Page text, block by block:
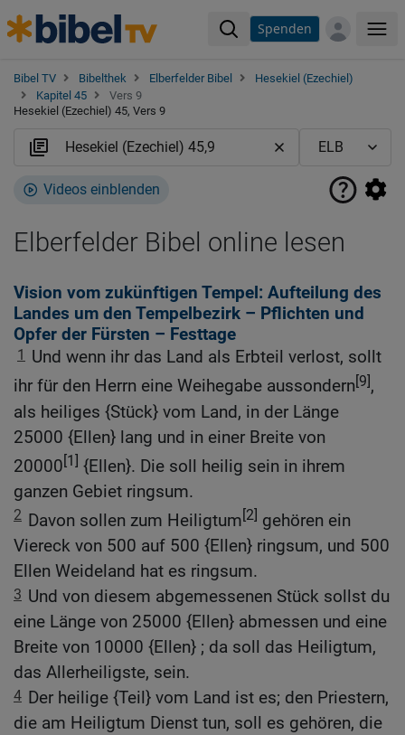
Spenden
Bibel TV Bibelthek Elberfelder Bibel
Hesekiel (Ezechiel)
Kapitel 45
Vers 9
Hesekiel (Ezechiel) 45, Vers 9
Videos einblenden
Elberfelder Bibel online lesen
Vision vom zukünftigen Tempel: Aufteilung des
Landes um den Tempelbezirk – Pflichten und
Opfer der Fürsten – Festtage
1
Und wenn ihr das Land als Erbteil verlost, sollt
ihr für den Herrn eine Weihegabe aussondern[9],
als heiliges {Stück} vom Land, in der Länge
25000 {Ellen} lang und in einer Breite von
20000[1] {Ellen}. Die soll heilig sein in ihrem
ganzen Gebiet ringsum.
2 Davon sollen zum Heiligtum[2] gehören ein
Viereck von 500 auf 500 {Ellen} ringsum, und 500
Ellen Weideland hat es ringsum.
3 Und von diesem abgemessenen Stück sollst du
eine Länge von 25000 {Ellen} abmessen und eine
Breite von 10000 {Ellen} ; da soll das Heiligtum,
das Allerheiligste, sein.
4 Der heilige {Teil} vom Land ist es; den Priestern,
die am Heiligtum Dienst tun, soll es gehören, die